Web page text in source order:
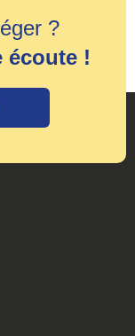
?
écoute !